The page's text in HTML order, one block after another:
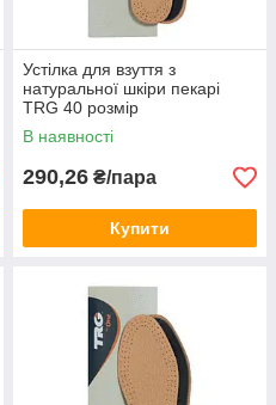
Устілка для взуття з
натуральної шкіри пекарі
TRG 40 розмір
В наявності
290,26 ₴/пара
Купити